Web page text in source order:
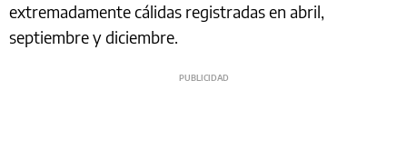
extremadamente cálidas registradas en abril,
septiembre y diciembre.